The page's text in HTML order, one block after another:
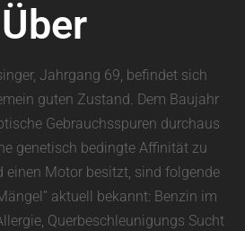
Über
Jahrgang 69, befindet sich
guten Zustand. Dem Baujahr
Gebrauchsspuren durchaus
genetisch bedingte Affinität zu
einen Motor besitzt, sind folgende
aktuell bekannt: Benzin im
Querbeschleunigungs Sucht